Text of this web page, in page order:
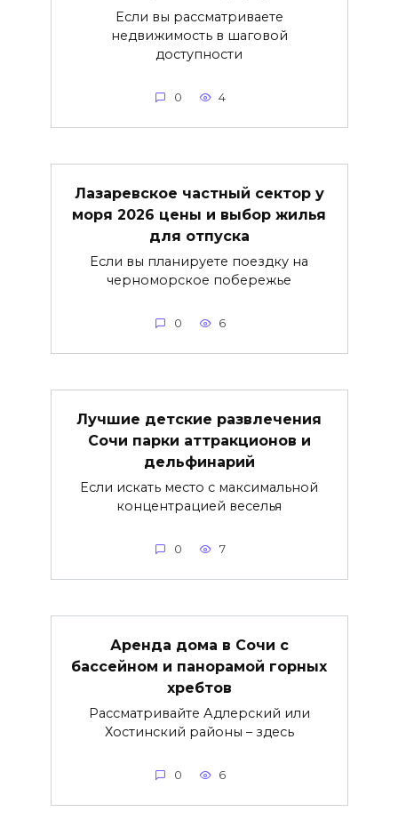
Если вы рассматриваете
недвижимость в шаговой
доступности
0 4
Лазаревское частный сектор у
моря 2026 цены и выбор жилья
для отпуска
Если вы планируете поездку на
черноморское побережье
0 6
Лучшие детские развлечения
Сочи парки аттракционов и
дельфинарий
Если искать место с максимальной
концентрацией веселья
0 7
Аренда дома в Сочи с
бассейном и панорамой горных
хребтов
Рассматривайте Адлерский или
Хостинский районы – здесь
0 6